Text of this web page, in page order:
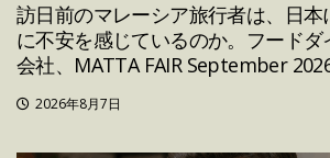
訪日前のマレーシア旅行者は、日
に不安を感じているのか。フード
会社、MATTA FAIR September
2026年8月7日